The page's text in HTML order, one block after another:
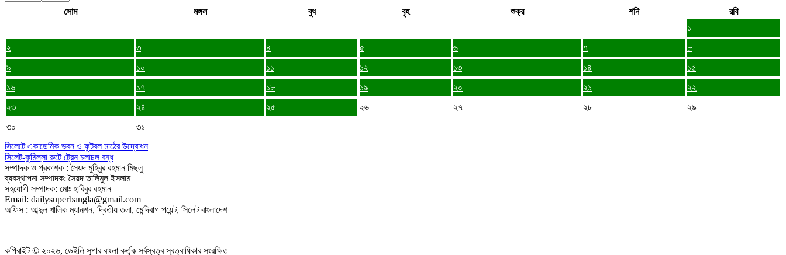
সোম মঙ্গল বুধ বৃহ শুক্র শনি
রবি
১
২
৩ ৪ ৫ ৬ ৭
৮
৯
১০ ১১ ১২ ১৩ ১৪
১৫
১৬
১৭ ১৮ ১৯ ২০ ২১
২২
২৩
২৪ ২৫ ২৬ ২৭ ২৮
২৯
৩০
৩১
সিলেটে একাডেমিক ভবন ও ফুটবল মাঠের উদ্বোধন
সিলেট-কুমিল্লা রুটে ট্রেন চলাচল বন্ধ
সম্পাদক ও প্রকাশক : সৈয়দ মুহিবুর রহমান মিছলু
ব্যবস্থাপনা সম্পাদক: সৈয়দ তালিমুল ইসলাম
সহযোগী সম্পাদক: মোঃ হাবিবুর রহমান
Email: dailysuperbangla@gmail.com
অফিস : আব্দুল খালিক ম্যানশন, দ্বিতীয় তলা, মেন্দিবাগ পয়েন্ট, সিলেট বাংলাদেশ
কপিরাইট © ২০২৬, ডেইলি সুপার বাংলা কর্তৃক সর্বস্বত্ব স্বত্বাধিকার সংরক্ষিত